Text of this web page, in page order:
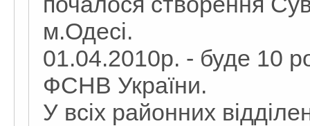
м.Одесі.
01.04.2010р. - буде 10
ФСНВ України.
У всіх районних